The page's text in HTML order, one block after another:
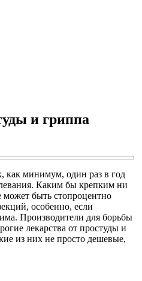
и гриппа
как минимум, один раз в год
Каким бы крепким ни
может быть стопроцентно
особенно, если
Производители для борьбы
лекарства от простуды и
из них не просто дешевые,